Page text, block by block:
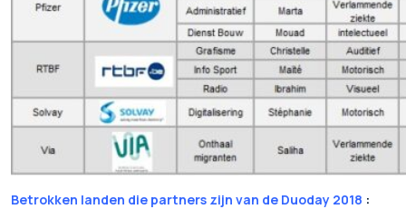
Betrokken landen die partners zijn van de Duoday 2018 :